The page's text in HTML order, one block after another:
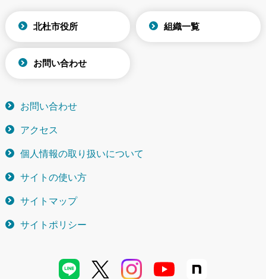
北杜市役所 組織一覧
お問い合わせ
お問い合わせ
アクセス
個人情報の取り扱いについて
サイトの使い方
サイトマップ
サイトポリシー